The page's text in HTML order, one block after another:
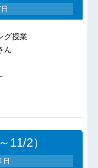
グ授業
ん
11/2）